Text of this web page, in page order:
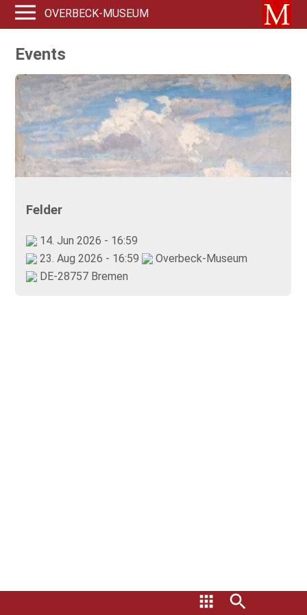
OVERBECK-MUSEUM
Events
Felder
14. Jun 2026 - 16:59
23. Aug 2026 - 16:59
Overbeck-Museum
DE-28757 Bremen